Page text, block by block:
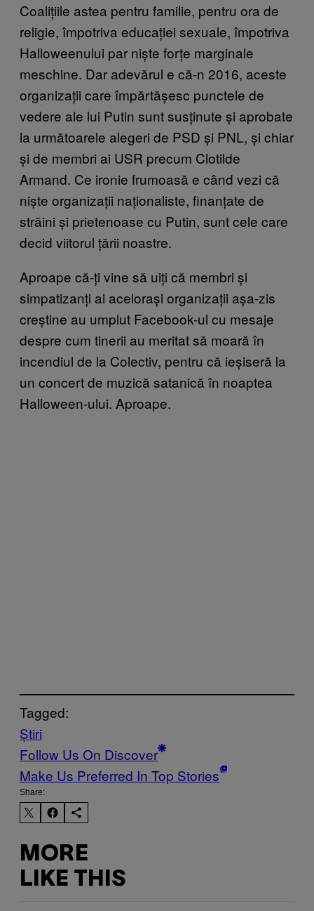
Coalițiile astea pentru familie, pentru ora de
religie, împotriva educației sexuale, împotriva
Halloweenului par niște forțe marginale
meschine. Dar adevărul e că-n 2016, aceste
organizații care împărtășesc punctele de
vedere ale lui Putin sunt susținute și aprobate
la următoarele alegeri de PSD și PNL, și chiar
și de membri ai USR precum Clotilde
Armand. Ce ironie frumoasă e când vezi că
niște organizații naționaliste, finanțate de
străini și prietenoase cu Putin, sunt cele care
decid viitorul țării noastre.
Aproape că-ți vine să uiți că membri și
simpatizanți ai acelorași organizații așa-zis
creștine au umplut Facebook-ul cu mesaje
despre cum tinerii au meritat să moară în
incendiul de la Colectiv, pentru că ieșiseră la
un concert de muzică satanică în noaptea
Halloween-ului. Aproape.
Tagged:
Știri
Follow Us On Discover
Make Us Preferred In Top Stories
Share:
MORE
LIKE THIS